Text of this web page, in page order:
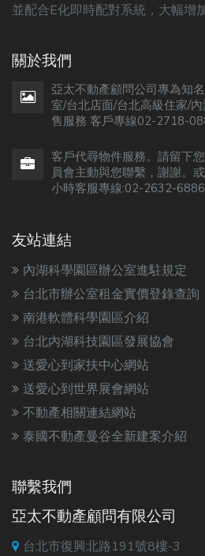
並配合E化即時配對系統，大幅增
關於我們
亞太不動產顧問公司專為知
室/台北店面/台北高級住家/
售服務 客戶專線02-2718-
客戶代尋物件服務。請留下
員會主動與您聯繫，謝謝。
小時客服專線:02-2632-
友站連結
內湖科學園區辦公室進駐規定
台北市辦公室租金實價登錄查詢
南港軟體科學園區介紹
台北內湖科技園區發展協會
送愛心到家扶中心網站
送愛心到世界展會網站
不動產相關連結網站
泰國不動產曼谷全新建案介紹
聯繫我們
亞太不動產顧問有限公司
台北市復興北路191號8樓-3